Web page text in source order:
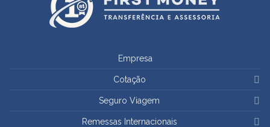
Empresa
Cotação
Seguro Viagem
Remessas Internacionais